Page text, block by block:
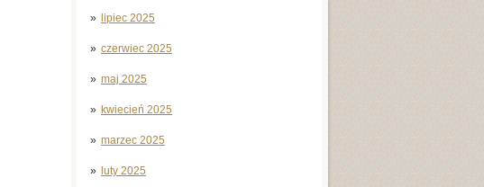
lipiec 2025
czerwiec 2025
maj 2025
kwiecień 2025
marzec 2025
luty 2025